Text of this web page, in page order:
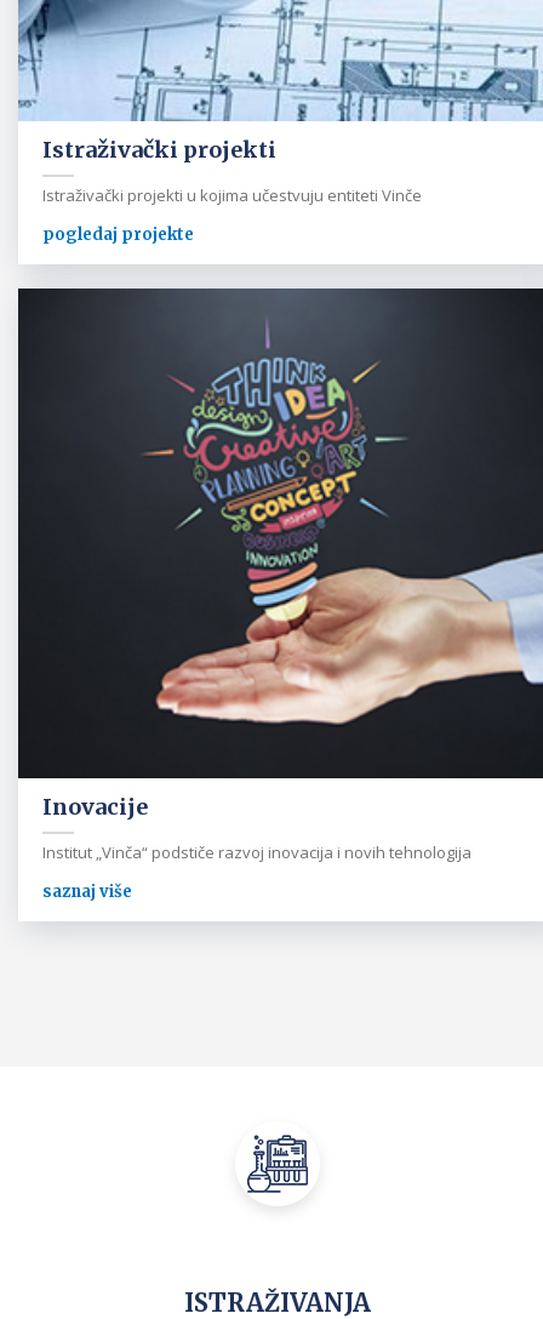
Istraživački projekti
Istraživački projekti u kojima učestvuju entiteti Vinče
pogledaj projekte
Inovacije
Institut „Vinča“ podstiče razvoj inovacija i novih tehnologija
saznaj više
ISTRAŽIVANJA